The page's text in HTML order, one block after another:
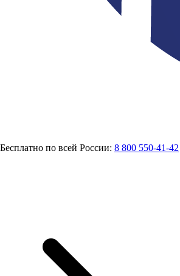
Бесплатно по всей России: 8 800 550-41-42